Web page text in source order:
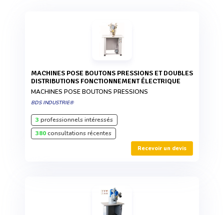
MACHINES POSE BOUTONS PRESSIONS ET DOUBLES
DISTRIBUTIONS FONCTIONNEMENT ÉLECTRIQUE
MACHINES POSE BOUTONS PRESSIONS
BDS INDUSTRIE®
3 professionnels intéressés
380consultations récentes
Recevoir un devis